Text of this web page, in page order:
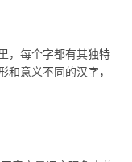
每个字都有其独特
意义不同的汉字，